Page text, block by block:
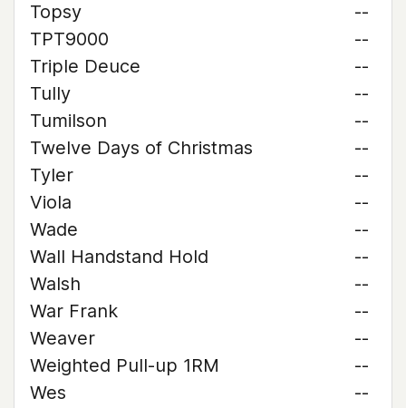
Topsy
--
TPT9000
--
Triple Deuce
--
Tully
--
Tumilson
--
Twelve Days of Christmas
--
Tyler
--
Viola
--
Wade
--
Wall Handstand Hold
--
Walsh
--
War Frank
--
Weaver
--
Weighted Pull-up 1RM
--
Wes
--